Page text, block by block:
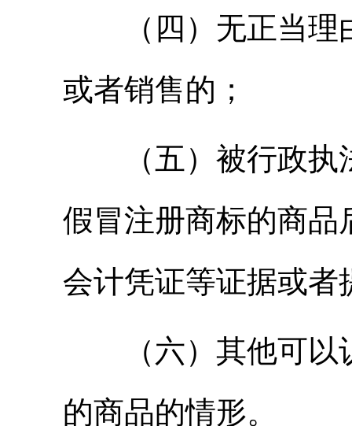
（四）无正当理
或者销售的；
（五）被行政执
假冒注册商标的商品
会计凭证等证据或者
（六）其他可以
的商品的情形。